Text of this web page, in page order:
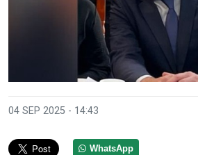
04 SEP 2025 - 14:43
WhatsApp